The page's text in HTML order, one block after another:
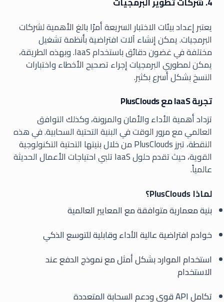
يعتبر إعداد بيئات الاختبار السريعة أمرًا بالغ الأهمية لشركات
البرمجيات. يمكن إنشاء آلات افتراضية بأنظمة تشغيل
مختلفة في غضون دقائق باستخدام IaaS. وبهذه الطريقة،
يمكن لمطوري البرمجيات إجراء تصحيح الأخطاء واختبارات
النسخ بشكل أسرع بكثير.
تجربة IaaS مع PlusClouds
تزداد أهمية الأداء والأمان والمرونة، وكذلك التوافق
العالمي مع مرور الوقت في البنية التحتية السحابية. في هذه
النقطة، تبرز PlusClouds من خلال بنيتها التحتية التكنولوجية
القوية، حيث تقدم حلول IaaS تلبي احتياجات الأعمال الحديثة
عالمياً.
لماذا PlusClouds؟
بنية معمارية متوافقة مع المعايير العالمية
خوادم افتراضية عالية الأداء وقابلية للتوسع الذكي
استخدام الموارد بشكل أمثل مع نموذج الدفع عند
الاستخدام
تكامل API قوي ودعم السحابة المتعددة